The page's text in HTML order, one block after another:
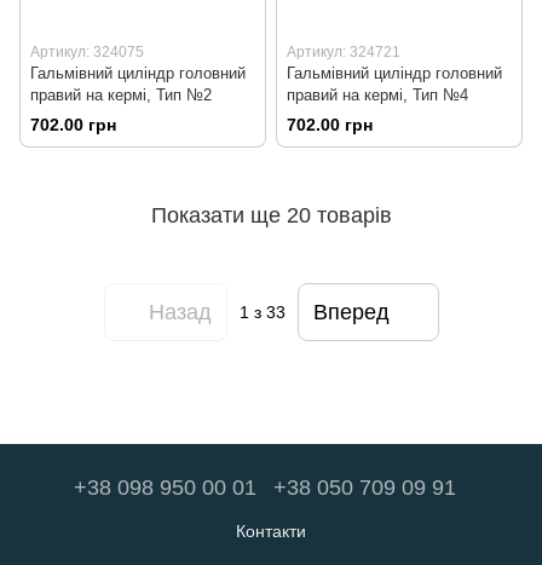
Артикул: 324075
Гальмівний циліндр головний
правий на кермі, Тип №2
702.00 грн
Артикул: 324721
Гальмівний циліндр головний
правий на кермі, Тип №4
702.00 грн
Показати ще 20 товарів
Назад 1з 33 Вперед
+38 098 950 00 01 +38 050 709 09 91
Контакти